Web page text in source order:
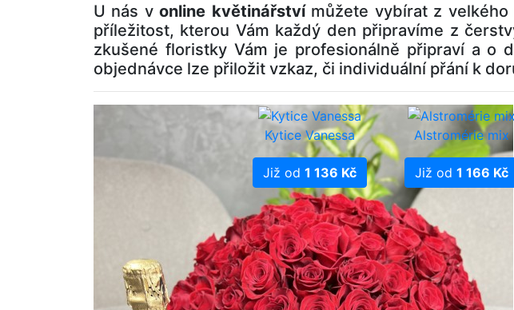
U nás vonline květinářstvímůžete vybírat z velkého
příležitost, kterou Vám každý den připravíme z
zkušené floristky Vám je profesionálně připraví a o
objednávce lze přiložit vzkaz, či individuální přání k
Kytice Vanessa
Již od 1 136 Kč
Alstromérie mix
Již od 1 166 Kč